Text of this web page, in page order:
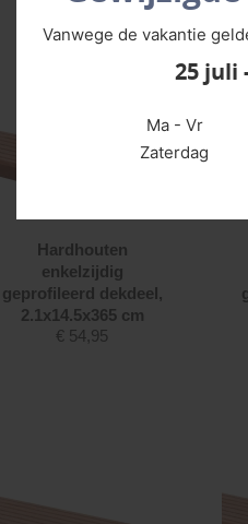
Hardhouten
enkelzijdig
geprofileerd dekdeel,
2.1x14.5x365 cm
€ 54,95
Vanwege de vakantie
25 juli
Ma - Vr
Zaterdag